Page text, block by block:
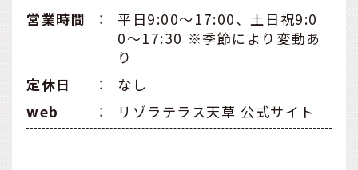
営業時間
：
平日9:00～17:00、土日祝9:0
0～17:30 ※季節により変動あ
り
定休日
：
なし
web
： リゾラテラス天草 公式サイト